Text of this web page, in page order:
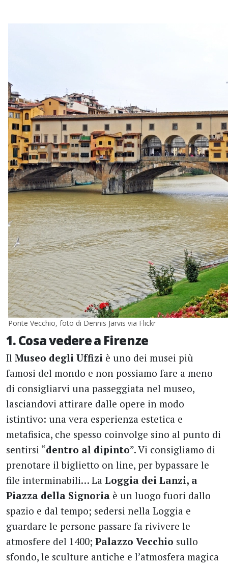
Ponte Vecchio, foto di Dennis Jarvis via Flickr
1. Cosa vedere a Firenze
Il Museo degli Uffizi è uno dei musei più
famosi del mondo e non possiamo fare a meno
di consigliarvi una passeggiata nel museo,
lasciandovi attirare dalle opere in modo
istintivo: una vera esperienza estetica e
metafisica, che spesso coinvolge sino al punto di
sentirsi “dentro al dipinto”. Vi consigliamo di
prenotare il biglietto on line, per bypassare le
file interminabili… La Loggia dei Lanzi, a
Piazza della Signoria è un luogo fuori dallo
spazio e dal tempo; sedersi nella Loggia e
guardare le persone passare fa rivivere le
atmosfere del 1400; Palazzo Vecchio sullo
sfondo, le sculture antiche e l’atmosfera magica